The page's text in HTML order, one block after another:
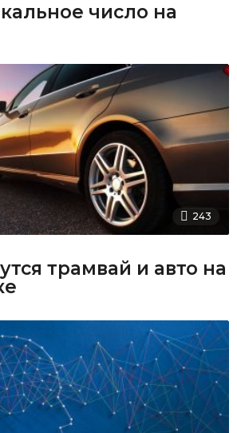
число на
243
трамвай и авто на